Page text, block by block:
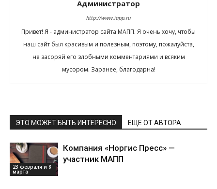
Администратор
http://www.iapp.ru
Привет! Я - администратор сайта МАПП. Я очень хочу, чтобы
наш сайт был красивым и полезным, поэтому, пожалуйста,
не засоряй его злобными комментариями и всяким
мусором. Заранее, благодарна!
ЭТО МОЖЕТ БЫТЬ ИНТЕРЕСНО ЕЩЕ ОТ АВТОРА
23 февраля и 8
марта
Компания «Норгис Пресс» —
участник МАПП